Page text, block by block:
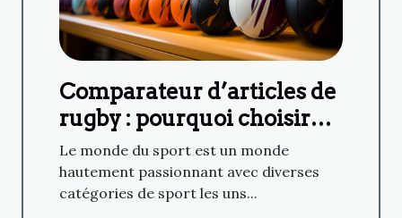
Comparateur d’articles de
rugby : pourquoi choisir
Planète Rugby ?
Le monde du sport est un monde
hautement passionnant avec diverses
catégories de sport les uns...